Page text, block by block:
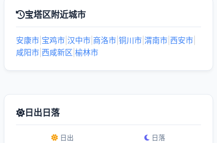
宝塔区附近城市
安康市 宝鸡市 汉中市 商洛市 铜川市 渭南市 西安市
咸阳市 西咸新区 榆林市
日出日落
日出 日落